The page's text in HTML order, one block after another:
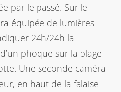
par le passé. Sur le
équipée de lumières
24h/24h la
phoque sur la plage
Une seconde caméra
en haut de la falaise